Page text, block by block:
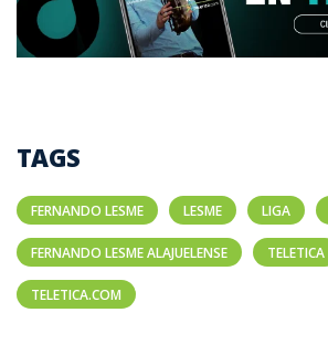
TAGS
FERNANDO LESME LESME LIGA
FERNANDO LESME ALAJUELENSE TELETICA
TELETICA.COM